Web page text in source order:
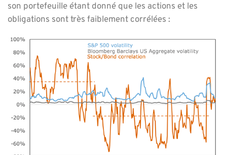
son portefeuille étant donné que les actions et les
obligations sont très faiblement corrélées :